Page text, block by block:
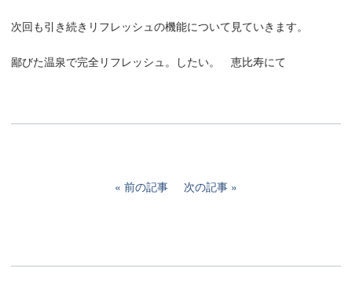
次回も引き続きリフレッシュの機能について見ていきます。
鄙びた温泉で完全リフレッシュ。したい。 恵比寿にて
前の記事 次の記事